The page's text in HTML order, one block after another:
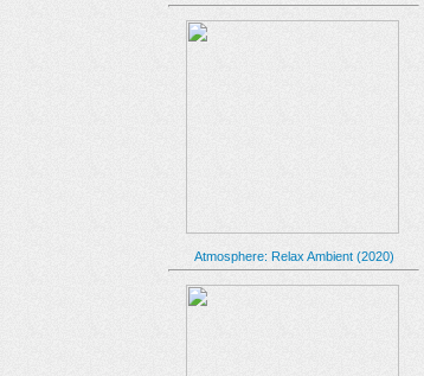
Atmosphere: Relax Ambient (2020)